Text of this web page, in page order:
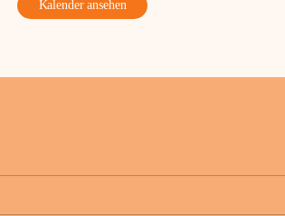
Kalender ansehen